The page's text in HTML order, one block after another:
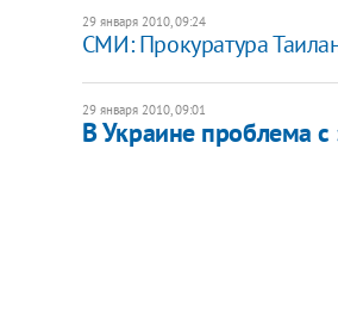
29 января 2010, 09:24
СМИ: Прокуратура
29 января 2010, 09:01
В Украине проблема с